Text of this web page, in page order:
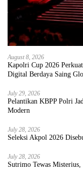
August 8, 2026
Kapolri Cup 2026
Digital Berdaya Saing
July 29, 2026
Pelantikan KBPP Polri
Modern
July 28, 2026
Seleksi Akpol 2026
July 28, 2026
Sutrimo Tewas